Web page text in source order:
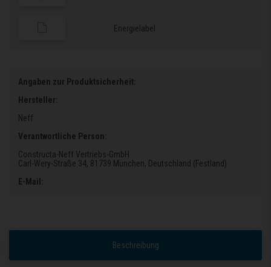
Energielabel
Angaben zur Produktsicherheit:
Hersteller:
Neff
Verantwortliche Person:
Constructa-Neff Vertriebs-GmbH
Carl-Wery-Straße 34, 81739 München, Deutschland (Festland)
E-Mail:
Beschreibung